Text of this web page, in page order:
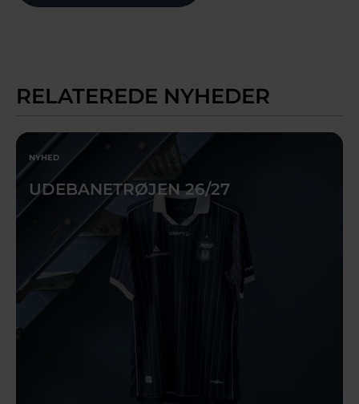
RELATEREDE NYHEDER
NYHED
UDEBANETRØJEN 26/27